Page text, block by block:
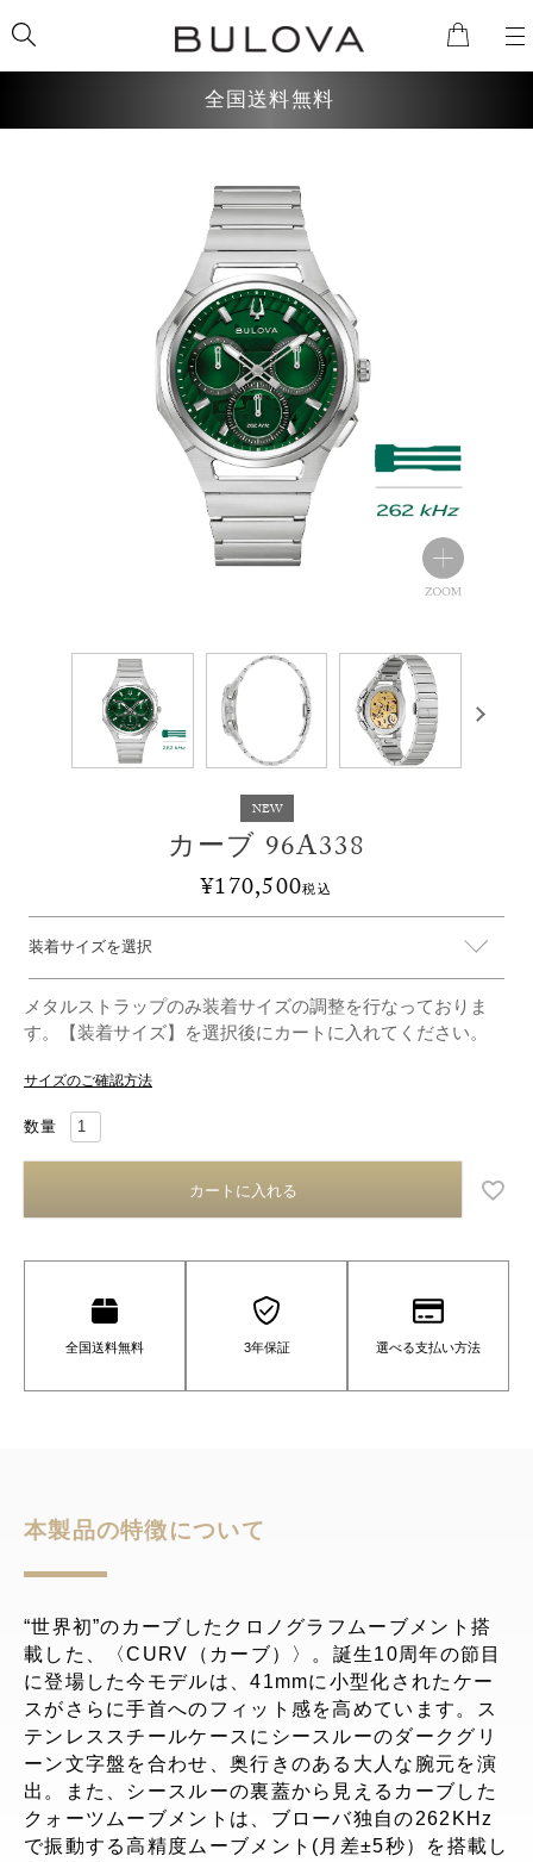
全国送料無料
NEW
カーブ 96A338
¥170,500税込
メタルストラップのみ装着サイズの調整を行なっておりま
す。【装着サイズ】を選択後にカートに入れてください。
サイズのご確認方法
カートに入れる
全国送料無料 3年保証 選べる支払い方法
本製品の特徴について
“世界初”のカーブしたクロノグラフムーブメント搭
載した、〈CURV（カーブ）〉。誕生10周年の節目
に登場した今モデルは、41mmに小型化されたケー
スがさらに手首へのフィット感を高めています。ス
テンレススチールケースにシースルーのダークグリ
ーン文字盤を合わせ、奥行きのある大人な腕元を演
出。また、シースルーの裏蓋から見えるカーブした
クォーツムーブメントは、ブローバ独自の262KHz
で振動する高精度ムーブメント(月差±5秒）を搭載し